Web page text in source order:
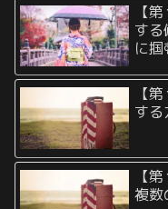
【
する
に
【
する
【
複数